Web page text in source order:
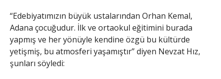
“Edebiyatımızın büyük ustalarından Orhan Kemal,
Adana çocuğudur. İlk ve ortaokul eğitimini burada
yapmış ve her yönüyle kendine özgü bu kültürde
yetişmiş, bu atmosferi yaşamıştır” diyen Nevzat Hız,
şunları söyledi: